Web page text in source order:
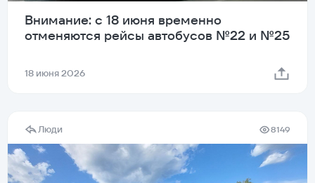
Внимание: с 18 июня временно
отменяются рейсы автобусов №22 и №25
18 июня 2026
Люди 8149